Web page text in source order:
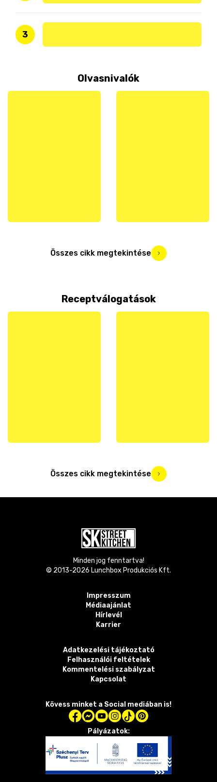
3
Olvasnivalók
Összes cikk megtekintése
Receptválogatások
Összes cikk megtekintése
Minden jog fenntartva!
© 2013-2026 Lunchbox Produkciós Kft.
Impresszum
Médiaajánlat
Hírlevél
Karrier
Adatkezelési tájékoztató
Felhasználói feltételek
Kommentelési szabályzat
Kapcsolat
Kövess minket a Social mediában is!
Pályázatok: